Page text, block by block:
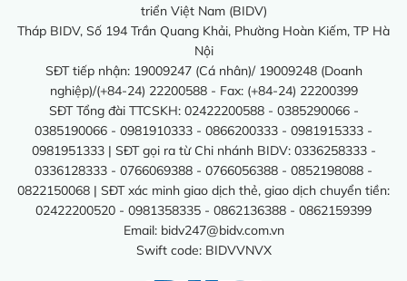
triển Việt Nam (BIDV)
Tháp BIDV, Số 194 Trần Quang Khải, Phường Hoàn Kiếm, TP Hà
Nội
SĐT tiếp nhận: 19009247 (Cá nhân)/ 19009248 (Doanh
nghiệp)/(+84-24) 22200588 - Fax: (+84-24) 22200399
SĐT Tổng đài TTCSKH: 02422200588 - 0385290066 -
0385190066 - 0981910333 - 0866200333 - 0981915333 -
0981951333 | SĐT gọi ra từ Chi nhánh BIDV: 0336258333 -
0336128333 - 0766069388 - 0766056388 - 0852198088 -
0822150068 | SĐT xác minh giao dịch thẻ, giao dịch chuyển tiền:
02422200520 - 0981358335 - 0862136388 - 0862159399
Email: bidv247@bidv.com.vn
Swift code: BIDVVNVX